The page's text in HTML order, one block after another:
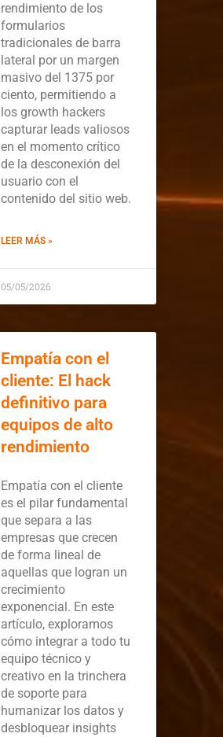
rendimiento de los
formularios
tradicionales de barra
lateral por un margen
masivo del 1375 por
ciento, permitiendo a
los growth hackers
capturar leads valiosos
en el momento crítico
de la desconexión del
usuario con el
contenido del sitio web.
LEER MÁS »
05/05/2026
Empatía con el
cliente: El hack
definitivo para
equipos de alto
rendimiento
Empatía con el cliente
es el pilar fundamental
que separa a las
empresas que crecen
de forma lineal de
aquellas que logran un
crecimiento
exponencial. En este
artículo, exploramos
cómo integrar a todo tu
equipo técnico y
creativo en la trinchera
de soporte para
humanizar los datos y
desbloquear insights